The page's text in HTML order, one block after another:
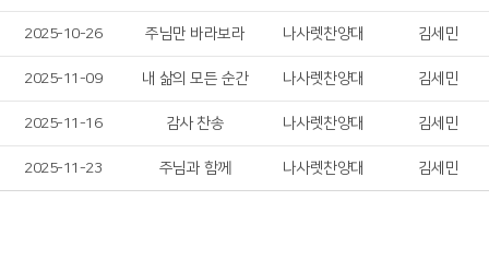
2025-10-26 주님만 바라보라 나사렛찬양대 김세민
2025-11-09 내 삶의 모든 순간 나사렛찬양대 김세민
2025-11-16 감사 찬송 나사렛찬양대 김세민
2025-11-23 주님과 함께 나사렛찬양대 김세민